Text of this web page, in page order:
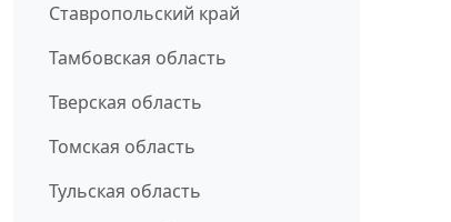
Ставропольский край
Тамбовская область
Тверская область
Томская область
Тульская область